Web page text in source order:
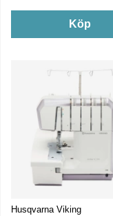
Köp
Husqvarna Viking